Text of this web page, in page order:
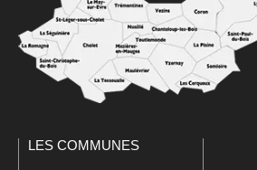
LES COMMUNES